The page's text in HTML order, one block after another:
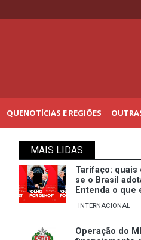
QUENOTÍCIAS E REGIÕES
MAIS LIDAS
Tarifaço: quais
se o Brasil
Entenda o que
INTERNACIONAL
Operação do